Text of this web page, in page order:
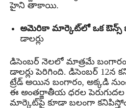
హైని తాకాయి.
అమెరికా మార్కెట్‌లో ఒక ఔన్స్
డాలర్లు
డిసెంబర్ నెలలో మాత్రమే బంగారం
డాలర్లు పెరిగింది. డిసెంబర్ 12న
ట్రేడ్ అయిన బంగారం, అక్కడి
ఈ అంతర్జాతీయ ధరల
మార్కెట్‌పై కూడా బలంగా